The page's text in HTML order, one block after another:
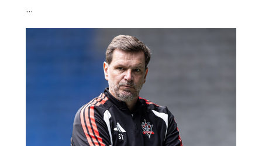
...